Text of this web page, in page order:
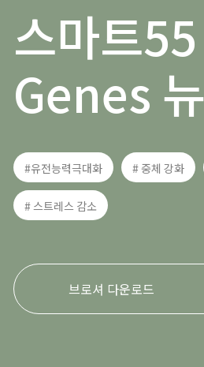
스마트
Genes
#유전능력극대화 # 중체 강화
# 스트레스 감소
브로셔 다운로드